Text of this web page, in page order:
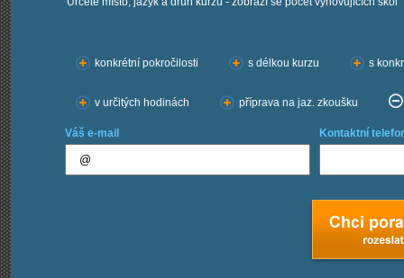
konkrétní pokročilosti
s délkou kurzu s
v určitých hodinách příprava na jaz. zkoušku
Váš e-mail Kontaktní